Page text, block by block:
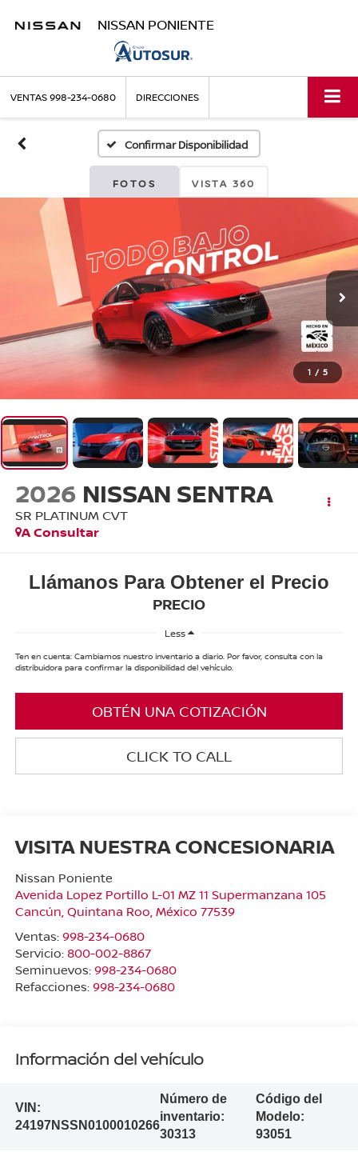
NISSAN PONIENTE
VENTAS998-234-0680 DIRECCIONES
Confirmar Disponibilidad
FOTOS VISTA 360
1 / 5
2026 NISSAN SENTRA
SR PLATINUM CVT
A Consultar
Llámanos Para Obtener el Precio
PRECIO
Less
Ten en cuenta: Cambiamos nuestro inventario a diario. Por favor, consulta con la
distribuidora para confirmar la disponibilidad del vehículo.
OBTÉN UNA COTIZACIÓN
CLICK TO CALL
VISITA NUESTRA CONCESIONARIA
Nissan Poniente
Avenida Lopez Portillo L-01 MZ 11 Supermanzana 105
Cancún Quintana Roo , México 77539
Ventas: 998-234-0680
Servicio: 800-002-8867
Seminuevos: 998-234-0680
Refacciones: 998-234-0680
Información del vehículo
VIN:
24197NSSN0100010266
Número de
inventario:
30313
Código del
Modelo:
93051